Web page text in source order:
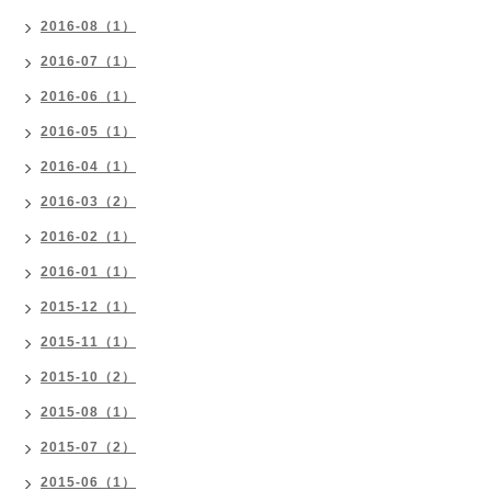
2016-08（1）
2016-07（1）
2016-06（1）
2016-05（1）
2016-04（1）
2016-03（2）
2016-02（1）
2016-01（1）
2015-12（1）
2015-11（1）
2015-10（2）
2015-08（1）
2015-07（2）
2015-06（1）